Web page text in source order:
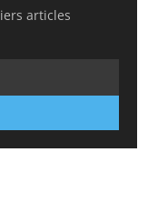
articles